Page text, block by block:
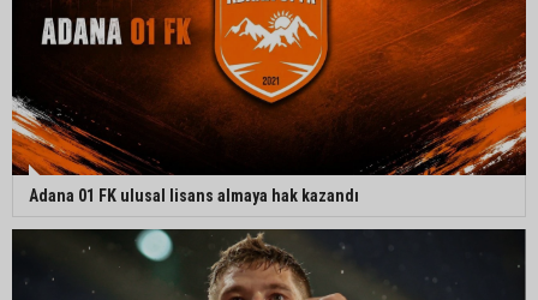
Adana 01 FK ulusal lisans almaya hak kazandı